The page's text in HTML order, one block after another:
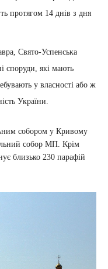
протягом 14 днів з дня
Свято-Успенська
споруди, які мають
у власності або ж
України.
собором у Кривому
собор МП. Крім
близько 230 парафій